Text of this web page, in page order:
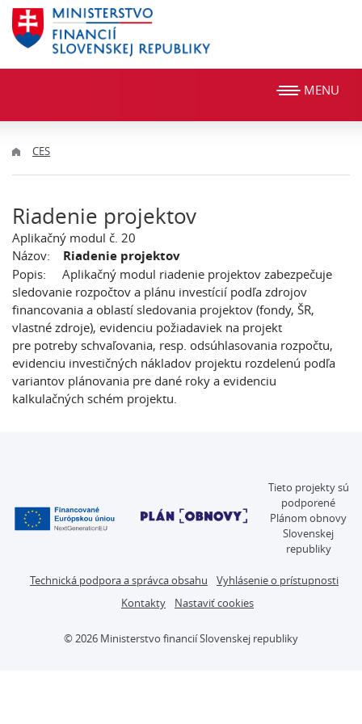
MENU
CES
Riadenie projektov
Aplikačný modul č. 20
Názov: Riadenie projektov
Popis: Aplikačný modul riadenie projektov zabezpečuje
sledovanie rozpočtov a plánu investícií podľa zdrojov
financovania a oblastí sledovania projektov (fondy, ŠR,
vlastné zdroje), evidenciu požiadaviek na projekt
pre potreby schvaľovania, resp. odsúhlasovania rozpočtu,
evidenciu investičných nákladov projektu rozdelenú podľa
variantov plánovania pre dané roky a evidenciu
kalkulačných schém projektu.
Tieto projekty sú
podporené
Plánom obnovy
Slovenskej
republiky
Technická podpora a správca obsahu
Vyhlásenie o prístupnosti
Kontakty
Nastaviť cookies
© 2026 Ministerstvo financií Slovenskej republiky